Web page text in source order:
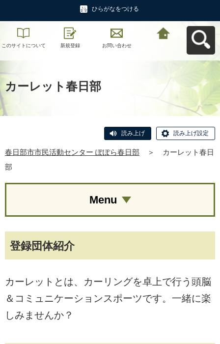
ひらがなをつける
このサイトについて 新規登録 お問い合わせ
カーレット春日部
読み上げ 読み上げ設定
春日部市市民活動センター ぽぽら春日部 ＞
カーレット春日
部
登録団体紹介
カーレットとは、カーリングを卓上で行う頭脳
＆コミュニケーションスポーツです。一緒に楽
しみませんか？
Menu